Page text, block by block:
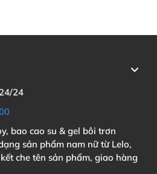
24
bao cao su & gel bôi trơn
sản phẩm nam nữ từ Lelo,
che tên sản phẩm, giao hàng